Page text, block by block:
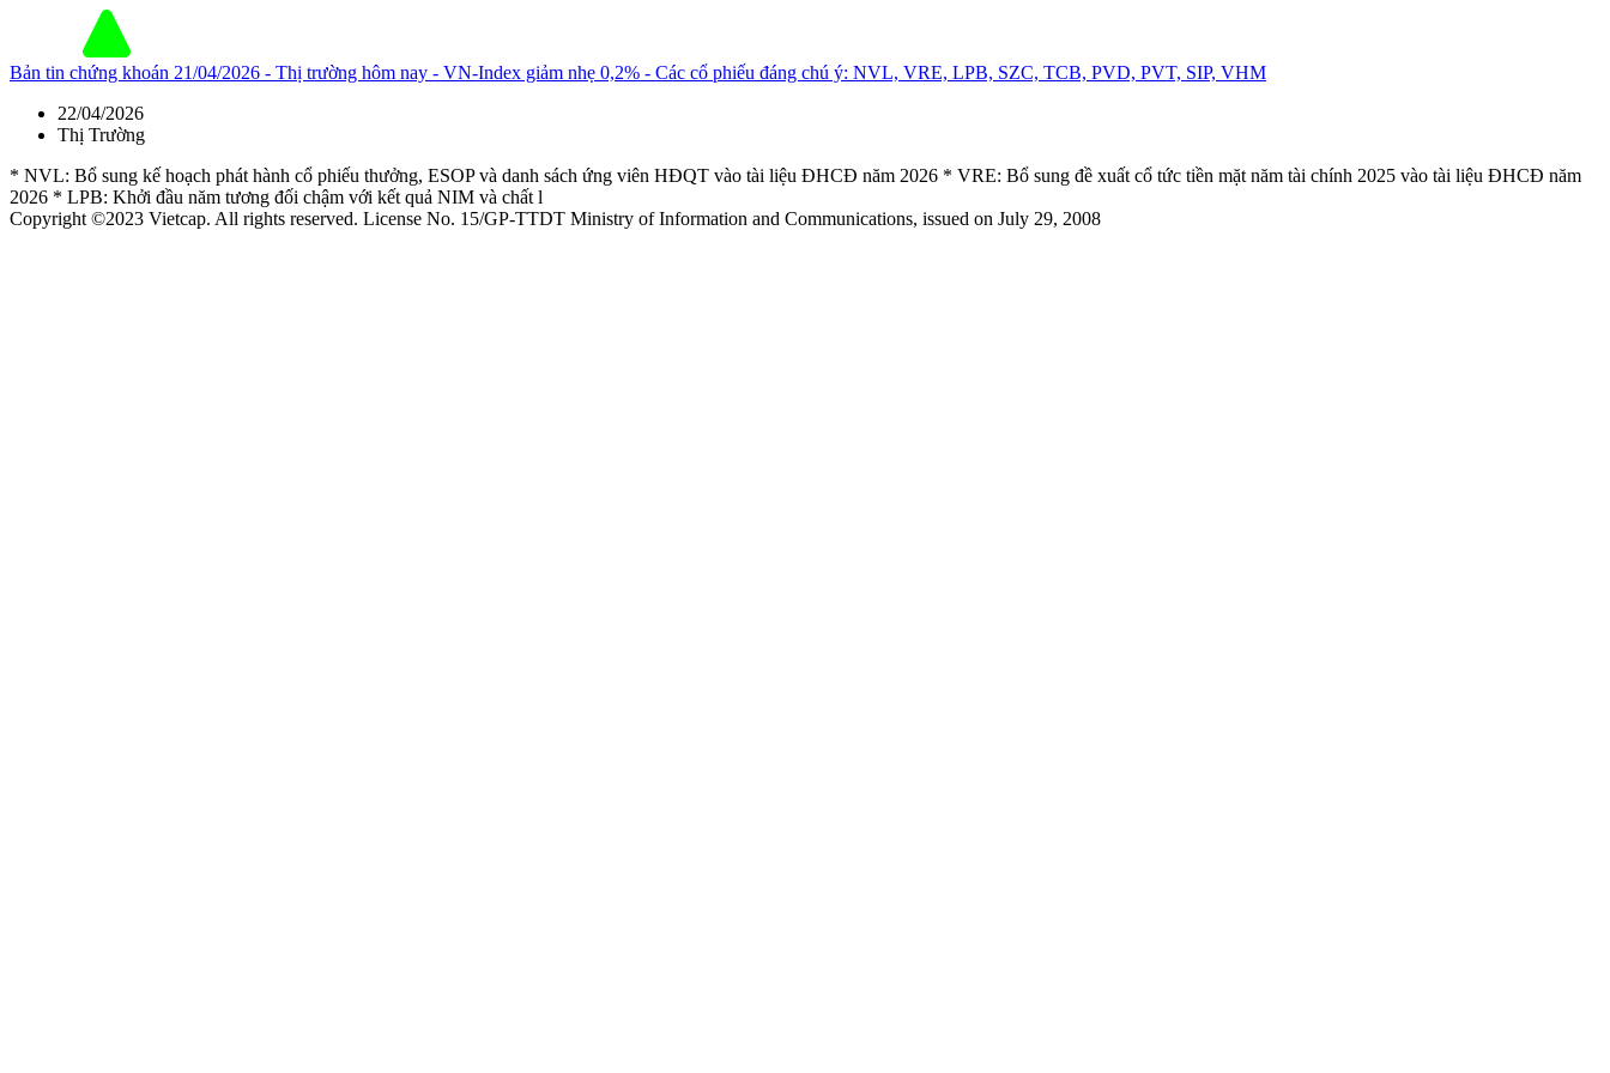
Bản tin chứng khoán 21/04/2026 - Thị trường hôm nay - VN-Index giảm nhẹ 0,2% - Các cổ phiếu đáng chú ý: NVL, VRE, LPB, SZC, TCB, PVD, PVT, SIP, VHM
22/04/2026
Thị Trường
* NVL: Bổ sung kế hoạch phát hành cổ phiếu thưởng, ESOP và danh sách ứng viên HĐQT vào tài liệu ĐHCĐ năm 2026 * VRE: Bổ sung đề xuất cổ tức tiền mặt năm tài chính 2025 vào tài liệu ĐHCĐ năm
2026 * LPB: Khởi đầu năm tương đối chậm với kết quả NIM và chất l
Copyright ©2023 Vietcap. All rights reserved. License No. 15/GP-TTDT Ministry of Information and Communications, issued on July 29, 2008